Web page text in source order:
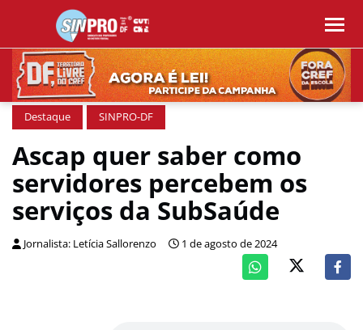
Destaque SINPRO-DF
Ascap quer saber como
servidores percebem os
serviços da SubSaúde
Jornalista: Letícia Sallorenzo 1 de agosto de 2024